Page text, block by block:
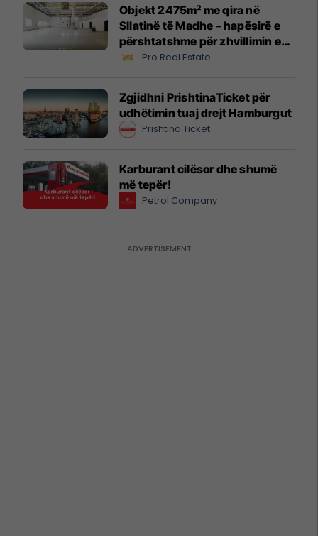
Objekt 2475m² me qira në
Sllatinë të Madhe – hapësirë e
përshtatshme për zhvillimin e
biznesit #16068
Pro Real Estate
Zgjidhni PrishtinaTicket për
udhëtimin tuaj drejt Hamburgut
Prishtina Ticket
Karburant cilësor dhe shumë
më tepër!
Petrol Company